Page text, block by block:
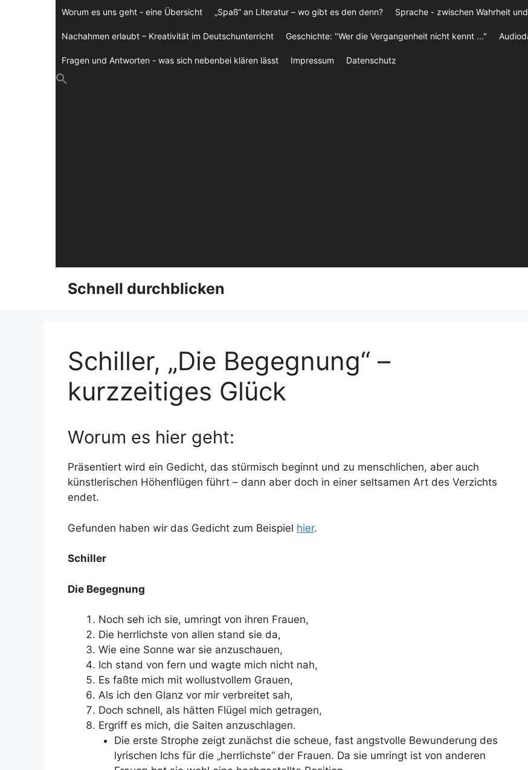
Worum es uns geht - eine Übersicht „Spaß“ an Literatur – wo gibt es den denn? Sprache - zwischen Wahrheit
Nachahmen erlaubt – Kreativität im Deutschunterricht Geschichte: "Wer die Vergangenheit nicht kennt ..."
Fragen und Antworten - was sich nebenbei klären lässt Impressum Datenschutz
Schnell durchblicken
Schiller, „Die Begegnung“ –
kurzzeitiges Glück
Worum es hier geht:
Präsentiert wird ein Gedicht, das stürmisch beginnt und zu menschlichen, aber auch
künstlerischen Höhenflügen führt – dann aber doch in einer seltsamen Art des Verzichts
endet.
Gefunden haben wir das Gedicht zum Beispiel hier.
Schiller
Die Begegnung
Noch seh ich sie, umringt von ihren Frauen,
Die herrlichste von allen stand sie da,
Wie eine Sonne war sie anzuschauen,
Ich stand von fern und wagte mich nicht nah,
Es faßte mich mit wollustvollem Grauen,
Als ich den Glanz vor mir verbreitet sah,
Doch schnell, als hätten Flügel mich getragen,
Ergriff es mich, die Saiten anzuschlagen.
Die erste Strophe zeigt zunächst die scheue, fast angstvolle Bewunderung des
lyrischen Ichs für die „herrlichste“ der Frauen. Da sie umringt ist von anderen